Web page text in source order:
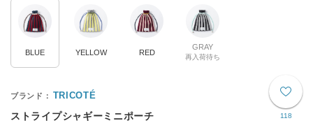
BLUE YELLOW RED
GRAY
再入荷待ち
118
TRICOTÉ
ストライプシャギーミニポーチ